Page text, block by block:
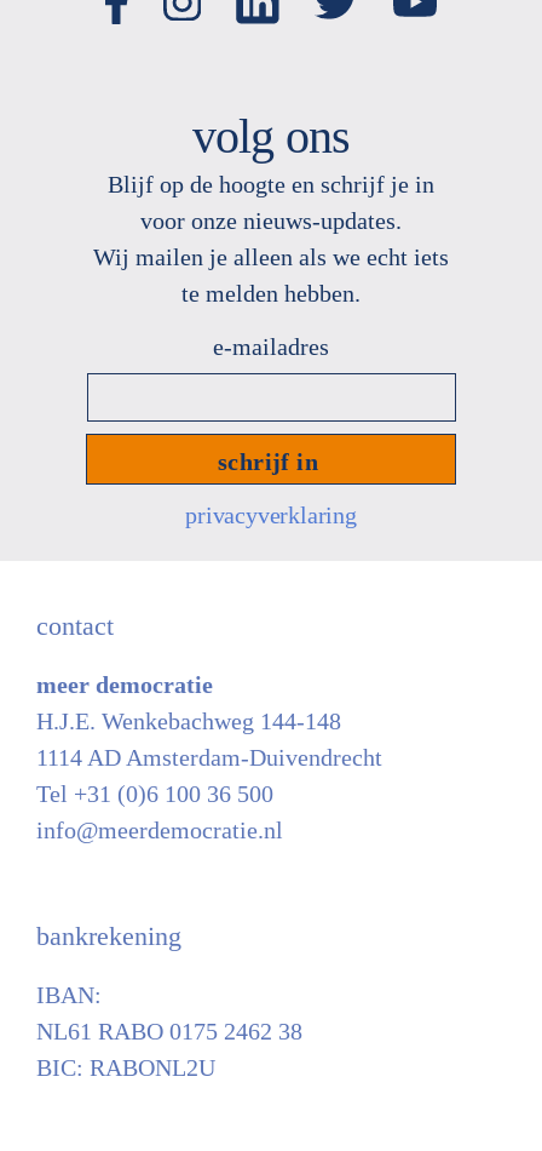
volg ons
Blijf op de hoogte en schrijf je in
voor onze nieuws-updates.
Wij mailen je alleen als we echt iets
te melden hebben.
mailadres
privacyverklaring
contact
meer democratie
H.J.E. Wenkebachweg 144-148
1114 AD Amsterdam-Duivendrecht
Tel +31 (0)6 100 36 500
info@meerdemocratie.nl
bankrekening
IBAN:
NL61 RABO 0175 2462 38
BIC: RABONL2U